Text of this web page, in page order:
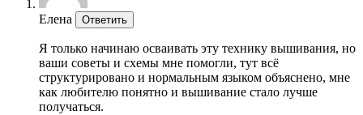
Елена Ответить
Я только начинаю осваивать эту технику вышивания, но
ваши советы и схемы мне помогли, тут всё
структурировано и нормальным языком объяснено, мне
как любителю понятно и вышивание стало лучше
получаться.